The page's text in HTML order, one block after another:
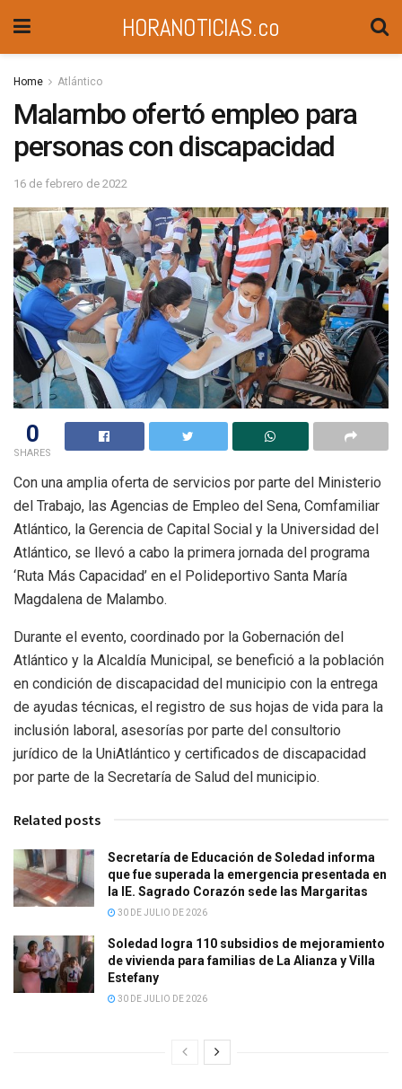
HORANOTICIAS.co
Home Atlántico
Malambo ofertó empleo para
personas con discapacidad
16 de febrero de 2022
0
SHARES
Con una amplia oferta de servicios por parte del Ministerio
del Trabajo, las Agencias de Empleo del Sena, Comfamiliar
Atlántico, la Gerencia de Capital Social y la Universidad del
Atlántico, se llevó a cabo la primera jornada del programa
‘Ruta Más Capacidad’ en el Polideportivo Santa María
Magdalena de Malambo.
Durante el evento, coordinado por la Gobernación del
Atlántico y la Alcaldía Municipal, se benefició a la población
en condición de discapacidad del municipio con la entrega
de ayudas técnicas, el registro de sus hojas de vida para la
inclusión laboral, asesorías por parte del consultorio
jurídico de la UniAtlántico y certificados de discapacidad
por parte de la Secretaría de Salud del municipio.
Related posts
Secretaría de Educación de Soledad informa
que fue superada la emergencia presentada en
la IE. Sagrado Corazón sede las Margaritas
30 DE JULIO DE 2026
Soledad logra 110 subsidios de mejoramiento
de vivienda para familias de La Alianza y Villa
Estefany
30 DE JULIO DE 2026